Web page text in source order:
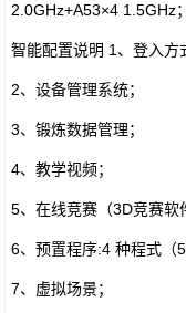
2.0GHz+A53×4 1.5GHz
智能配置说明 1、登入方
2、设备管理系统；
3、锻炼数据管理；
4、教学视频；
5、在线竞赛（3D竞赛软
6、预置程序:4 种程式（
7、虚拟场景；